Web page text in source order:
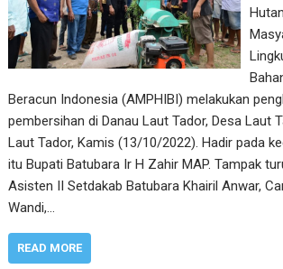
Beracun Indonesia (AMPHIBI) melakukan
pembersihan di Danau Laut Tador, Desa Laut
Laut Tador, Kamis (13/10/2022). Hadir pada
itu Bupati Batubara Ir H Zahir MAP. Tampak
Asisten II Setdakab Batubara Khairil Anwar,
Wandi,…
READ MORE